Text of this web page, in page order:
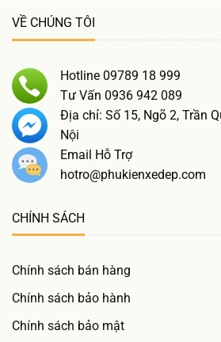
VỀ CHÚNG TÔI
Hotline 09789 18 999
Tư Vấn 0936 942 089
Địa chỉ: Số 15, Ngõ 2, Trần
Nội
Email Hỗ Trợ
hotro@phukienxedep.com
CHÍNH SÁCH
Chính sách bán hàng
Chính sách bảo hành
Chính sách bảo mật